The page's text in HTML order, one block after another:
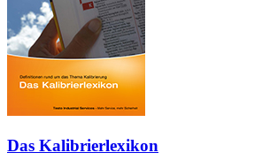
Das Kalibrierlexikon